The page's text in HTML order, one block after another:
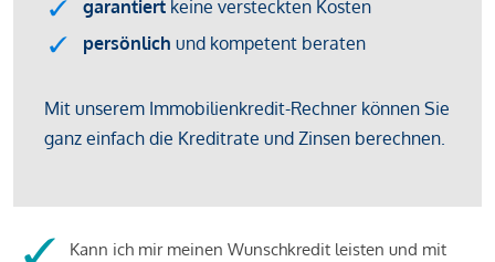
Kann ich mir meinen Wunschkredit leisten und mit